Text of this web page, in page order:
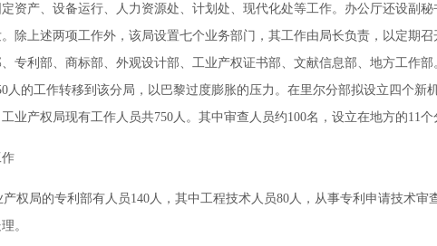
资产、设备运行、人力资源处、计划处、现代化处等工作。办公厅还设副
除上述两项工作外，该局设置七个业务部门，其工作由局长负责，以定期
专利部、商标部、外观设计部、工业产权证书部、文献信息部、地方工作
人的工作转移到该分局，以巴黎过度膨胀的压力。在里尔分部拟设立四个
业产权局现有工作人员共750人。其中审查人员约100名，设立在地方的11个
权局的专利部有人员140人，其中工程技术人员80人，从事专利申请技术审
。